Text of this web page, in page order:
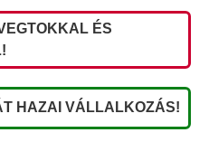
ÉS
HAZAI VÁLLALKOZÁS!